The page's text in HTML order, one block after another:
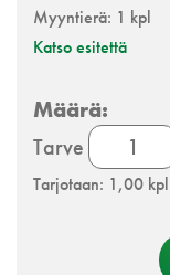
Myyntierä: 1 kpl
Katso esitettä
TarveInlook
Nova
EI60
Tarjotaan: 1,00 kpl